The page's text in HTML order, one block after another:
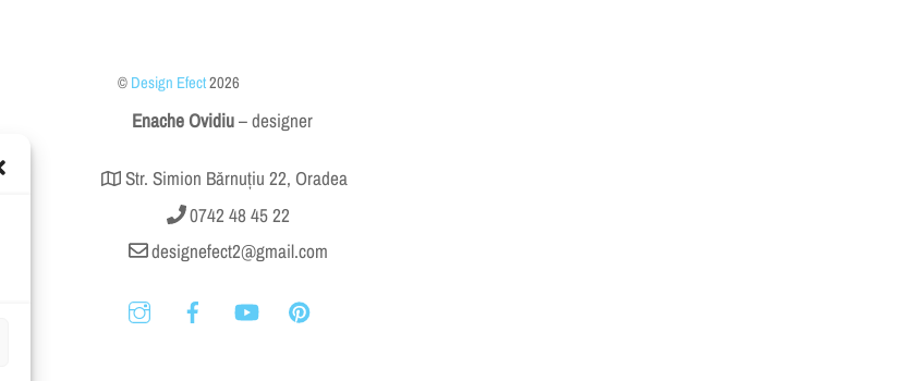
© Design Efect2026
Enache Ovidiu– designer
Str. Simion Bărnuțiu 22, Oradea
0742 48 45 22
designefect2@gmail.com